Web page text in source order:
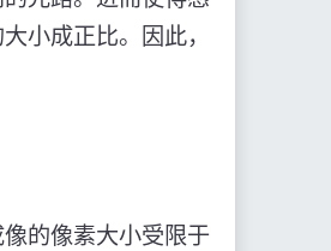
小成正比。因此，
的像素大小受限于